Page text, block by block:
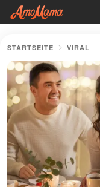
STARTSEITE VIRAL